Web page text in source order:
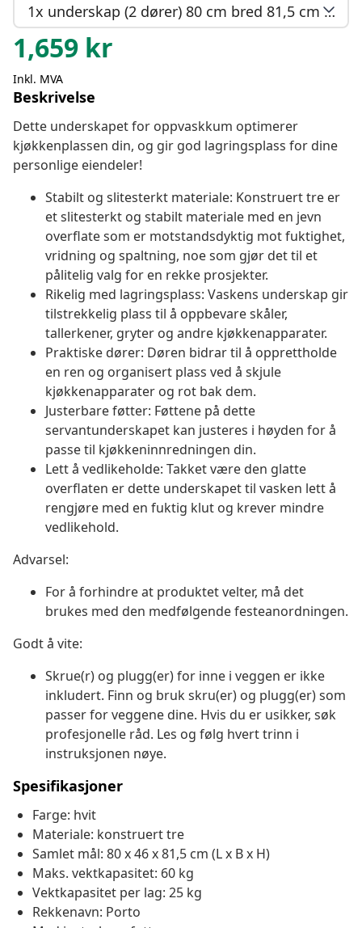
1x underskap (2 dører) 80 cm bred 81,5 cm høy
1,659 kr
Inkl. MVA
Beskrivelse
Dette underskapet for oppvaskkum optimerer
kjøkkenplassen din, og gir god lagringsplass for dine
personlige eiendeler!
Stabilt og slitesterkt materiale: Konstruert tre er
et slitesterkt og stabilt materiale med en jevn
overflate som er motstandsdyktig mot fuktighet,
vridning og spaltning, noe som gjør det til et
pålitelig valg for en rekke prosjekter.
Rikelig med lagringsplass: Vaskens underskap gir
tilstrekkelig plass til å oppbevare skåler,
tallerkener, gryter og andre kjøkkenapparater.
Praktiske dører: Døren bidrar til å opprettholde
en ren og organisert plass ved å skjule
kjøkkenapparater og rot bak dem.
Justerbare føtter: Føttene på dette
servantunderskapet kan justeres i høyden for å
passe til kjøkkeninnredningen din.
Lett å vedlikeholde: Takket være den glatte
overflaten er dette underskapet til vasken lett å
rengjøre med en fuktig klut og krever mindre
vedlikehold.
Advarsel:
For å forhindre at produktet velter, må det
brukes med den medfølgende festeanordningen.
Godt å vite:
Skrue(r) og plugg(er) for inne i veggen er ikke
inkludert. Finn og bruk skru(er) og plugg(er) som
passer for veggene dine. Hvis du er usikker, søk
profesjonelle råd. Les og følg hvert trinn i
instruksjonen nøye.
Spesifikasjoner
Farge: hvit
Materiale: konstruert tre
Samlet mål: 80 x 46 x 81,5 cm (L x B x H)
Maks. vektkapasitet: 60 kg
Vektkapasitet per lag: 25 kg
Rekkenavn: Porto